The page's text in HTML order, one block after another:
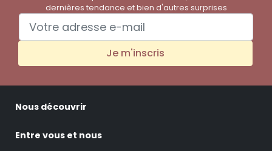
dernières tendance et bien d'autres surprises
Je m'inscris
Nous découvrir
Entre vous et nous